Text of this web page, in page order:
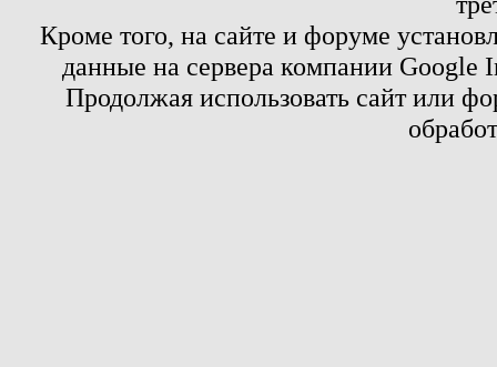
Кроме того, на сайте и форуме
данные на сервера компании
Продолжая использовать сайт или